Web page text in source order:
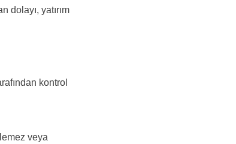
dolayı, yatırım
kontrol
veya